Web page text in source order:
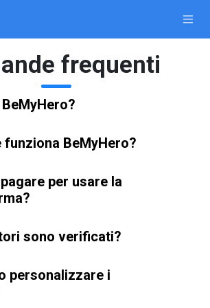
frequenti
BeMyHero?
BeMyHero?
per usare la
sono verificati?
personalizzare i